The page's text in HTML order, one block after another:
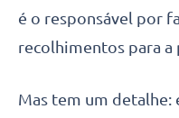
é o responsável por
recolhimentos para a
Mas tem um detalhe: